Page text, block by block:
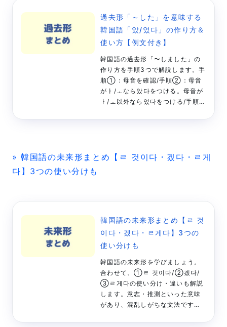
過去形「～した」を意味する
韓国語「았/었다」の作り方＆
使い方【例文付き】
韓国語の過去形「〜しました」の
作り方を手順3つで解説します。手
順①：母音を確認/手順②：母音
がㅏ/ㅗなら았다をつける。母音が
ㅏ/ㅗ以外なら었다をつける/手順
していきましょう。
» 韓国語の未来形まとめ【ㄹ 것이다・겠다・ㄹ게
다】3つの使い分けも
韓国語の未来形まとめ【ㄹ 것
이다・겠다・ㄹ게다】3つの
使い分けも
韓国語の未来形を学びましょう。
合わせて、①ㄹ 것이다/②겠다/
③ㄹ게다の使い分け・違いも解説
します。意志・推測といった意味
があり、混乱しがちな文法です